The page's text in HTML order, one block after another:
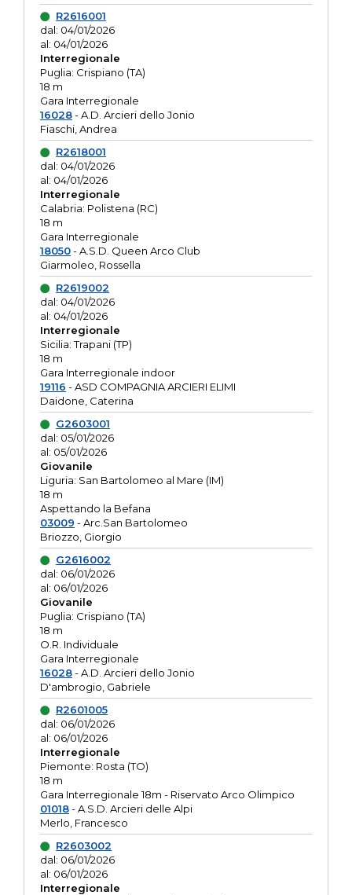
R2616001
dal: 04/01/2026
al: 04/01/2026
Interregionale
Puglia: Crispiano (TA)
18 m
Gara Interregionale
16028- A.D. Arcieri dello Jonio
Fiaschi, Andrea
R2618001
dal: 04/01/2026
al: 04/01/2026
Interregionale
Calabria: Polistena (RC)
18 m
Gara Interregionale
18050- A.S.D. Queen Arco Club
Giarmoleo, Rossella
R2619002
dal: 04/01/2026
al: 04/01/2026
Interregionale
Sicilia: Trapani (TP)
18 m
Gara Interregionale indoor
19116 - ASD COMPAGNIA ARCIERI ELIMI
Daidone, Caterina
G2603001
dal: 05/01/2026
al: 05/01/2026
Giovanile
Liguria: San Bartolomeo al Mare (IM)
18 m
Aspettando la Befana
03009 - Arc.San Bartolomeo
Briozzo, Giorgio
G2616002
dal: 06/01/2026
al: 06/01/2026
Giovanile
Puglia: Crispiano (TA)
18 m
O.R. Individuale
Gara Interregionale
16028- A.D. Arcieri dello Jonio
D'ambrogio, Gabriele
R2601005
dal: 06/01/2026
al: 06/01/2026
Interregionale
Piemonte: Rosta (TO)
18 m
Gara Interregionale 18m - Riservato Arco Olimpico
01018- A.S.D. Arcieri delle Alpi
Merlo, Francesco
R2603002
dal: 06/01/2026
al: 06/01/2026
Interregionale